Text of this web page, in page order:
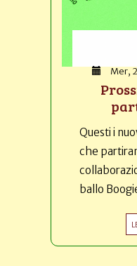
Mer,
Questi i
che
ballo